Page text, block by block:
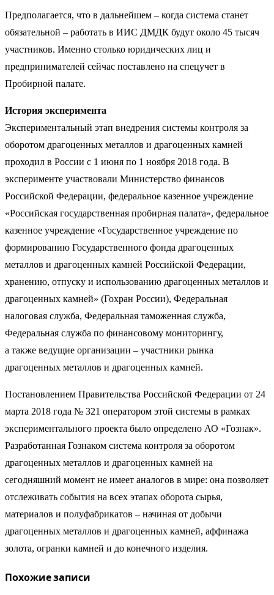
Предполагается, что в дальнейшем – когда система станет
обязательной – работать в ИИС ДМДК будут около 45 тысяч
участников. Именно столько юридических лиц и
предпринимателей сейчас поставлено на спецучет в
Пробирной палате.
История эксперимента
Экспериментальный этап внедрения системы контроля за
оборотом драгоценных металлов и драгоценных камней
проходил в России с 1 июня по 1 ноября 2018 года. В
эксперименте участвовали Министерство финансов
Российской Федерации, федеральное казенное учреждение
«Российская государственная пробирная палата», федеральное
казенное учреждение «Государственное учреждение по
формированию Государственного фонда драгоценных
металлов и драгоценных камней Российской Федерации,
хранению, отпуску и использованию драгоценных металлов и
драгоценных камней» (Гохран России), Федеральная
налоговая служба, Федеральная таможенная служба,
Федеральная служба по финансовому мониторингу,
а также ведущие организации – участники рынка
драгоценных металлов и драгоценных камней.
Постановлением Правительства Российской Федерации от 24
марта 2018 года № 321 оператором этой системы в рамках
экспериментального проекта было определено АО «Гознак».
Разработанная Гознаком система контроля за оборотом
драгоценных металлов и драгоценных камней на
сегодняшний момент не имеет аналогов в мире: она позволяет
отслеживать события на всех этапах оборота сырья,
материалов и полуфабрикатов – начиная от добычи
драгоценных металлов и драгоценных камней, аффинажа
золота, огранки камней и до конечного изделия.
Похожие записи